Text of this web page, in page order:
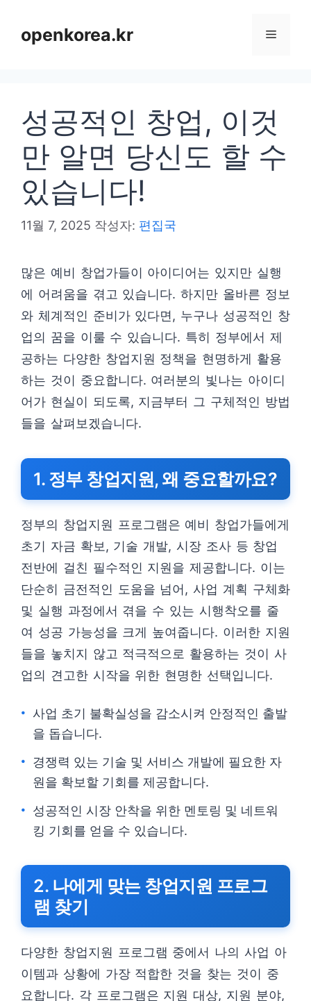
openkorea.kr 메
성공적인 창업, 이것
만 알면 당신도 할 수
있습니다!
11월 7, 2025 작성자: 편집국
많은 예비 창업가들이 아이디어는 있지만 실행
에 어려움을 겪고 있습니다. 하지만 올바른 정보
와 체계적인 준비가 있다면, 누구나 성공적인 창
업의 꿈을 이룰 수 있습니다. 특히 정부에서 제
공하는 다양한 창업지원 정책을 현명하게 활용
하는 것이 중요합니다. 여러분의 빛나는 아이디
어가 현실이 되도록, 지금부터 그 구체적인 방법
들을 살펴보겠습니다.
1. 정부 창업지원, 왜 중요할까요?
정부의 창업지원 프로그램은 예비 창업가들에게
초기 자금 확보, 기술 개발, 시장 조사 등 창업
전반에 걸친 필수적인 지원을 제공합니다. 이는
단순히 금전적인 도움을 넘어, 사업 계획 구체화
및 실행 과정에서 겪을 수 있는 시행착오를 줄
여 성공 가능성을 크게 높여줍니다. 이러한 지원
들을 놓치지 않고 적극적으로 활용하는 것이 사
업의 견고한 시작을 위한 현명한 선택입니다.
사업 초기 불확실성을 감소시켜 안정적인 출발
을 돕습니다.
경쟁력 있는 기술 및 서비스 개발에 필요한 자
원을 확보할 기회를 제공합니다.
성공적인 시장 안착을 위한 멘토링 및 네트워
킹 기회를 얻을 수 있습니다.
2. 나에게 맞는 창업지원 프로그
램 찾기
다양한 창업지원 프로그램 중에서 나의 사업 아
이템과 상황에 가장 적합한 것을 찾는 것이 중
요합니다. 각 프로그램은 지원 대상, 지원 분야,